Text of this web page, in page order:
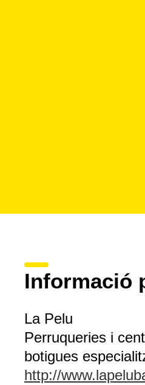
Informació
La Pelu
Perruqueries i
botigues
http://